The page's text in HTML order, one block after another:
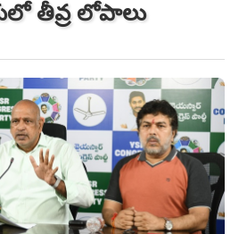
తీవ్ర లోపాలు